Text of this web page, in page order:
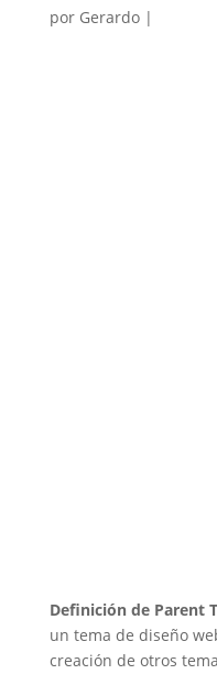
por Gerardo|
Definición de Parent
un tema de diseño
creación de otros